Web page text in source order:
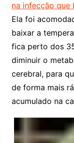
na infecção que
Ela foi
baixar a
fica perto dos
diminuir o
cerebral, para
de forma mais
acumulado na